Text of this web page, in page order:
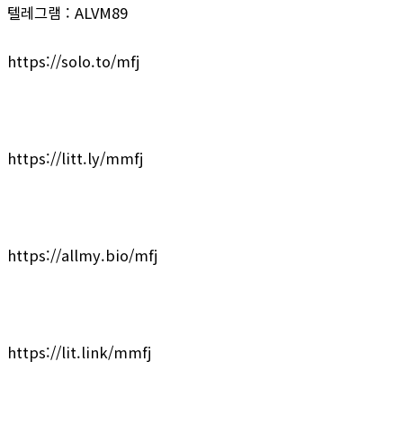
텔레그램 : ALVM89
https://solo.to/mfj
https://litt.ly/mmfj
https://allmy.bio/mfj
https://lit.link/mmfj